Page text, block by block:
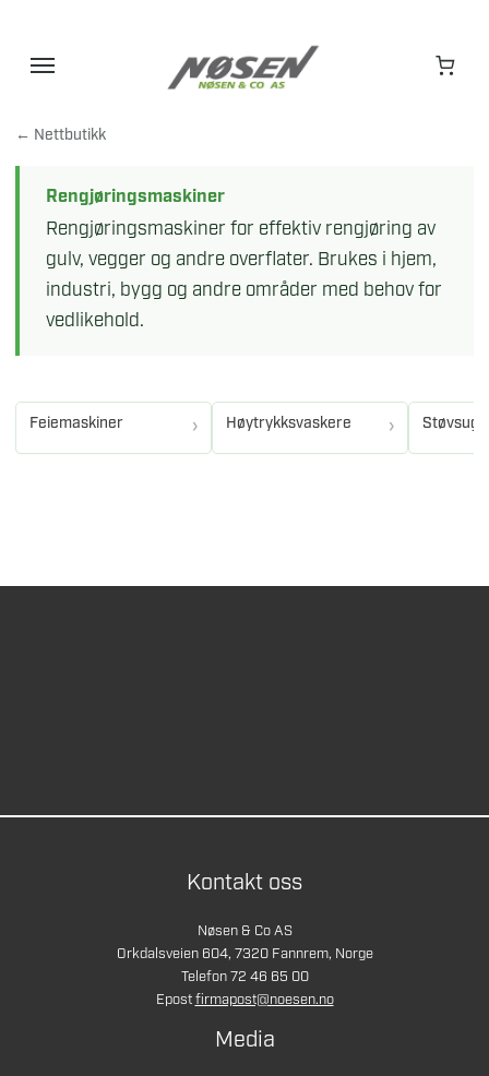
← Nettbutikk
Rengjøringsmaskiner
Rengjøringsmaskiner for effektiv rengjøring av
gulv, vegger og andre overflater. Brukes i hjem,
industri, bygg og andre områder med behov for
vedlikehold.
Feiemaskiner Høytrykksvaskere
Kontakt oss
Nøsen & Co AS
Orkdalsveien 604, 7320 Fannrem, Norge
Telefon 72 46 65 00
Epostfirmapost@noesen.no
Media